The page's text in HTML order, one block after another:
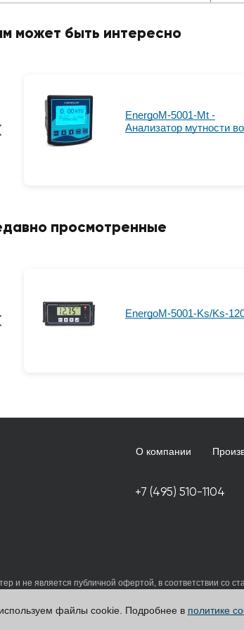
может быть интересно
EnergoM-5001-Mt -
Анализатор мутности
просмотренные
EnergoM-5001-Ks/Ks-
О компании
+7 (495) 510-1104
и не является публичной офертой, в соответствии со
данные в любой форме обратной связи на сайте
файлы cookie. Подробнее в политике